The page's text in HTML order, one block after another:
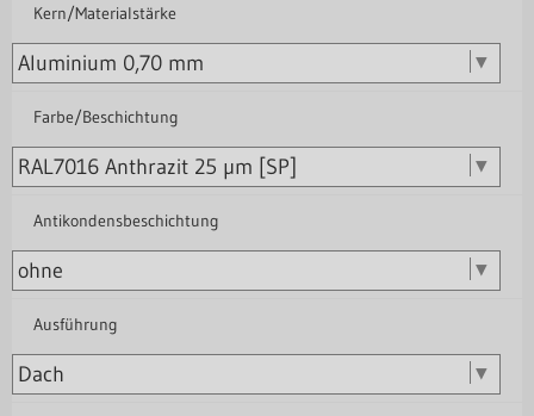
Kern/Materialstärke
Farbe/Beschichtung
Antikondensbeschichtung
Ausführung